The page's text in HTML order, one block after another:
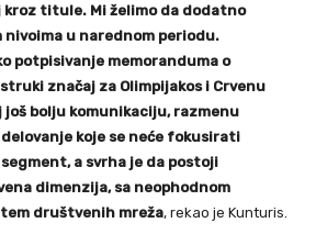
titule. Mi želimo da dodatno
nivoima u narednom periodu.
potpisivanje memoranduma o
značaj za Olimpijakos i Crvenu
još bolju komunikaciju, razmenu
koje se neće fokusirati
a svrha je da postoji
dimenzija, sa neophodnom
društvenih mreža, rekao je Kunturis.